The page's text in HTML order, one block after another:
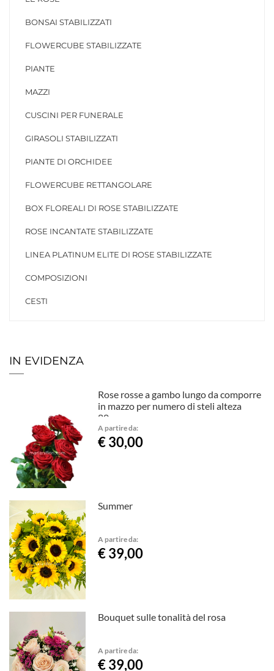
BONSAI STABILIZZATI
FLOWERCUBE STABILIZZATE
PIANTE
MAZZI
CUSCINI PER FUNERALE
GIRASOLI STABILIZZATI
PIANTE DI ORCHIDEE
FLOWERCUBE RETTANGOLARE
BOX FLOREALI DI ROSE STABILIZZATE
ROSE INCANTATE STABILIZZATE
LINEA PLATINUM ELITE DI ROSE STABILIZZATE
COMPOSIZIONI
CESTI
IN EVIDENZA
Rose rosse a gambo lungo da comporre
in mazzo per numero di steli alteza
80cm
A partire da:
€ 30,00
Summer
A partire da:
€ 39,00
Bouquet sulle tonalità del rosa
A partire da:
€ 39,00